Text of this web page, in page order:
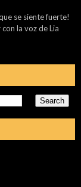
se siente fuerte!
la voz de Lia